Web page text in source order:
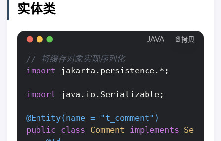
@Cacheable(cacheNames =
Optional<Comment> optional =
if(optional.isPresent()){
        }
    }
// 更新
实体类
// 将缓存对象实现序列化
import jakarta.persistence.*;
import java.io.Serializable;
@Entity(name = "t_comment")
public class Comment implements
📄拷贝
JAVA